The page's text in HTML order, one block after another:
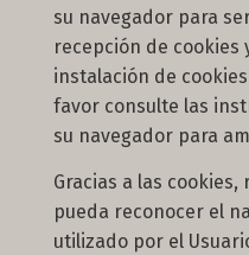
su navegador para
recepción de cookies
instalación de
favor consulte las
su navegador para
Gracias a las
pueda reconocer el
utilizado por el